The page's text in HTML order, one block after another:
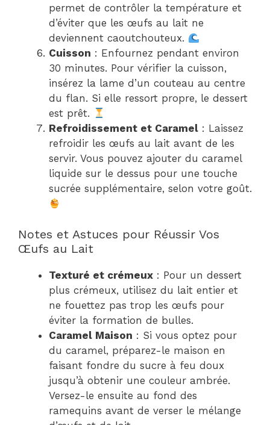
permet de contrôler la température et
d’éviter que les œufs au lait ne
deviennent caoutchouteux.
Cuisson : Enfournez pendant environ
30 minutes. Pour vérifier la cuisson,
insérez la lame d’un couteau au centre
du flan. Si elle ressort propre, le dessert
est prêt.
Refroidissement et Caramel : Laissez
refroidir les œufs au lait avant de les
servir. Vous pouvez ajouter du caramel
liquide sur le dessus pour une touche
sucrée supplémentaire, selon votre goût.
Notes et Astuces pour Réussir Vos
Œufs au Lait
Texturé et crémeux : Pour un dessert
plus crémeux, utilisez du lait entier et
ne fouettez pas trop les œufs pour
éviter la formation de bulles.
Caramel Maison : Si vous optez pour
du caramel, préparez-le maison en
faisant fondre du sucre à feu doux
jusqu’à obtenir une couleur ambrée.
Versez-le ensuite au fond des
ramequins avant de verser le mélange